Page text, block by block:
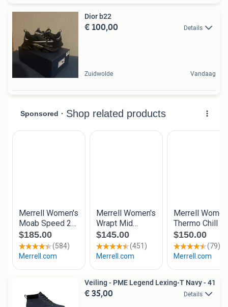
Dior b22
€ 100,00 Details
Zuidwolde Vandaag
Veiling - PME Legend Lexing-T Navy - 41
€ 35,00 Details